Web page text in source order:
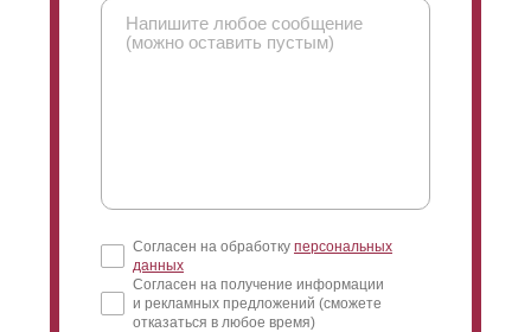
Согласен на обработку персональных
данных
Согласен на получение информации
и рекламных предложений (сможете
отказаться в любое время)